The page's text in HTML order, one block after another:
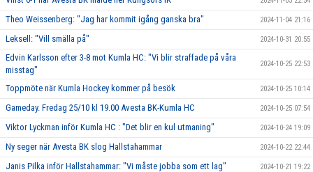
Theo Weissenberg: "Jag har kommit igång ganska bra" 2024-11-04 21:16
Leksell: "Vill smälla på" 2024-10-31 20:55
Edvin Karlsson efter 3-8 mot Kumla HC: "Vi blir straffade på våra
misstag"
2024-10-25 22:53
Toppmöte när Kumla Hockey kommer på besök 2024-10-25 10:14
Gameday. Fredag 25/10 kl 19.00 Avesta BK-Kumla HC 2024-10-25 07:54
Viktor Lyckman inför Kumla HC : "Det blir en kul utmaning" 2024-10-24 19:09
Ny seger när Avesta BK slog Hallstahammar 2024-10-22 22:44
Janis Pilka inför Hallstahammar: "Vi måste jobba som ett lag" 2024-10-21 19:22